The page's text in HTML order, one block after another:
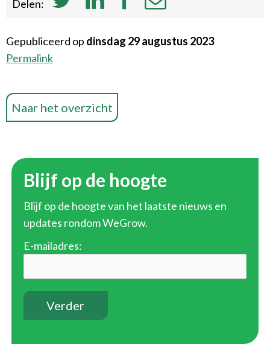
Delen:
Gepubliceerd op dinsdag 29 augustus 2023
Permalink
Naar het overzicht
Blijf op de hoogte
Blijf op de hoogte van het laatste nieuws en
updates rondom WeGrow.
E-mailadres: